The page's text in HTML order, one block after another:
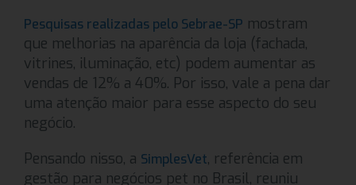
Pesquisas realizadas pelo Sebrae-SP mostram
que melhorias na aparência da loja (fachada,
vitrines, iluminação, etc) podem aumentar as
vendas de 12% a 40%. Por isso, vale a pena dar
uma atenção maior para esse aspecto do seu
negócio.
Pensando nisso, a SimplesVet, referência em
gestão para negócios pet no Brasil, reuniu